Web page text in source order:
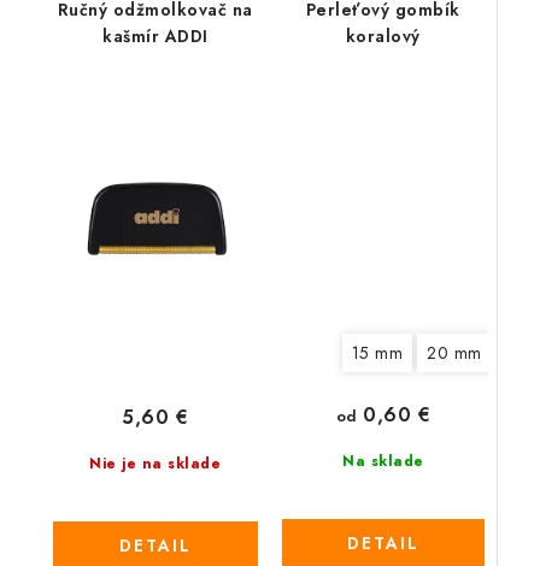
Ručný odžmolkovač na
kašmír ADDI
Nie je na sklade
5,60 €
DETAIL
Perleťový gombík
koralový
15 mm 20 mm
Na sklade
od 0,60 €
DETAIL